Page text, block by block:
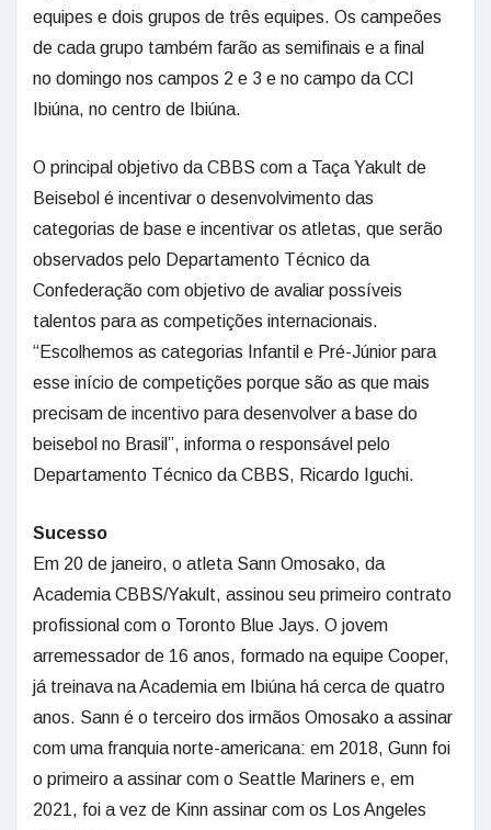
equipes e dois grupos de três equipes. Os campeões
de cada grupo também farão as semifinais e a final
no domingo nos campos 2 e 3 e no campo da CCI
Ibiúna, no centro de Ibiúna.
O principal objetivo da CBBS com a Taça Yakult de
Beisebol é incentivar o desenvolvimento das
categorias de base e incentivar os atletas, que serão
observados pelo Departamento Técnico da
Confederação com objetivo de avaliar possíveis
talentos para as competições internacionais.
“Escolhemos as categorias Infantil e Pré-Júnior para
esse início de competições porque são as que mais
precisam de incentivo para desenvolver a base do
beisebol no Brasil”, informa o responsável pelo
Departamento Técnico da CBBS, Ricardo Iguchi.
Sucesso
Em 20 de janeiro, o atleta Sann Omosako, da
Academia CBBS/Yakult, assinou seu primeiro contrato
profissional com o Toronto Blue Jays. O jovem
arremessador de 16 anos, formado na equipe Cooper,
já treinava na Academia em Ibiúna há cerca de quatro
anos. Sann é o terceiro dos irmãos Omosako a assinar
com uma franquia norte-americana: em 2018, Gunn foi
o primeiro a assinar com o Seattle Mariners e, em
2021, foi a vez de Kinn assinar com os Los Angeles